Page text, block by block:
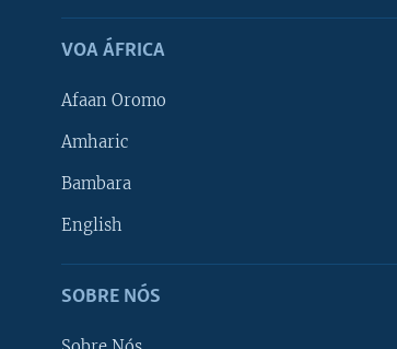
VOA ÁFRICA
Afaan Oromo
Amharic
Bambara
English
SOBRE NÓS